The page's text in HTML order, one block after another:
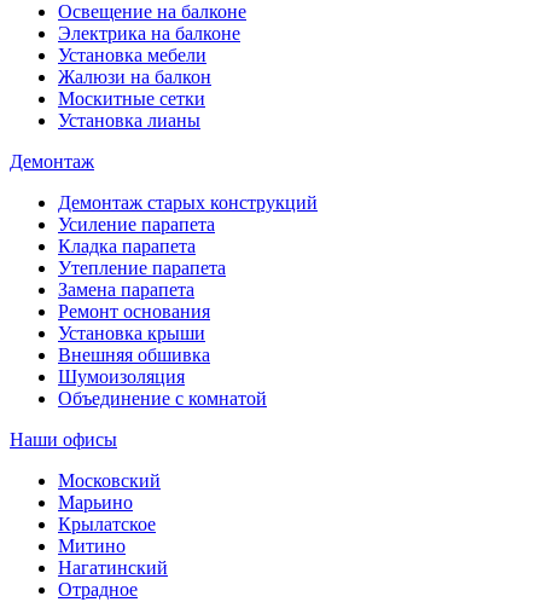
Освещение на балконе
Электрика на балконе
Установка мебели
Жалюзи на балкон
Москитные сетки
Установка лианы
Демонтаж
Демонтаж старых конструкций
Усиление парапета
Кладка парапета
Утепление парапета
Замена парапета
Ремонт основания
Установка крыши
Внешняя обшивка
Шумоизоляция
Объединение с комнатой
Наши офисы
Московский
Марьино
Крылатское
Митино
Нагатинский
Отрадное